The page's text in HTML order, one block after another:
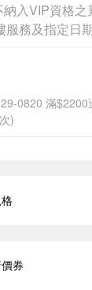
入VIP資格
服務及指定日
0820 滿
)
券